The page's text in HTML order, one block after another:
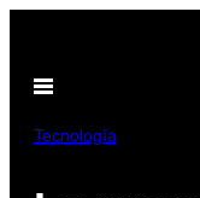
contenido
Abrir
Tecnología